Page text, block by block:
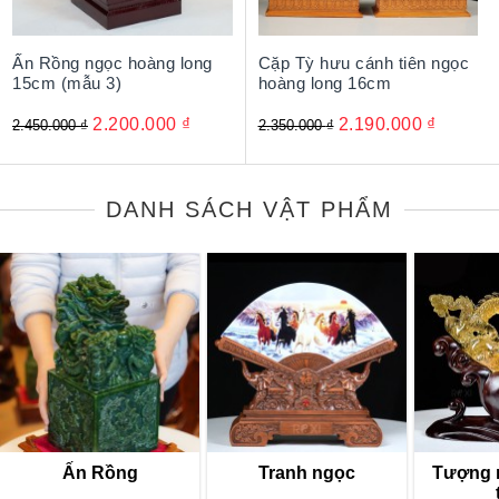
Ấn Rồng ngọc hoàng long
15cm (mẫu 3)
2.450.000 ₫ 2.200.000 ₫
Cặp Tỳ hưu cánh tiên ngọc
hoàng long 16cm
2.350.000 ₫ 2.190.000 ₫
DANH SÁCH VẬT PHẨM
Ấn Rồng Tranh ngọc
Tượng